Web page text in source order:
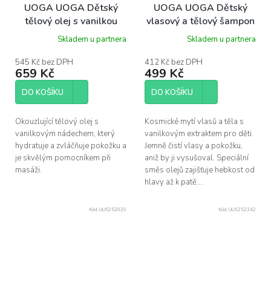
UOGA UOGA Dětský
tělový olej s vanilkou
ULLI 250 ml
Skladem u partnera
545 Kč bez DPH
659 Kč
DO KOŠÍKU
Okouzlující tělový olej s
vanilkovým nádechem, který
hydratuje a zvláčňuje pokožku a
je skvělým pomocníkem při
masáži.
UOGA UOGA Dětský
vlasový a tělový šampon
s vanilkou EFA, 250 ml
Skladem u partnera
412 Kč bez DPH
499 Kč
DO KOŠÍKU
Kosmické mytí vlasů a těla s
vanilkovým extraktem pro děti.
Jemně čistí vlasy a pokožku,
aniž by ji vysušoval. Speciální
směs olejů zajišťuje hebkost od
hlavy až k patě....
Kód: UU5252029 Kód: UU5252342